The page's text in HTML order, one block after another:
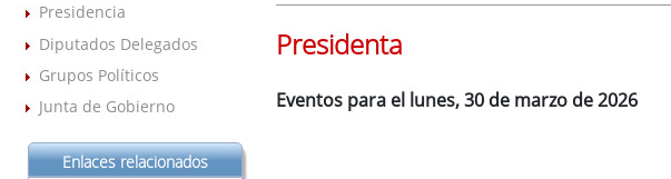
Presidencia
Diputados Delegados
Grupos Políticos
Junta de Gobierno
Enlaces relacionados
Presidenta
Eventos para el lunes, 30 de marzo de 2026